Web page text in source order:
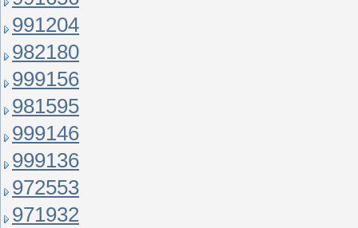
991204
982180
999156
981595
999146
999136
972553
971932